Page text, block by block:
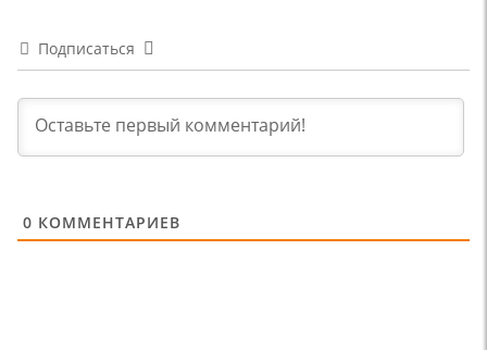
Подписаться
0 КОММЕНТАРИЕВ